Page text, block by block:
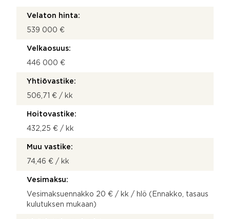
Velaton hinta:
539 000 €
Velkaosuus:
446 000 €
Yhtiövastike:
506,71 € / kk
Hoitovastike:
432,25 € / kk
Muu vastike:
74,46 € / kk
Vesimaksu:
Vesimaksuennakko 20 € / kk / hlö (Ennakko, tasaus
kulutuksen mukaan)